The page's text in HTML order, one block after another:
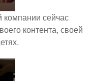
компании сейчас
контента, своей